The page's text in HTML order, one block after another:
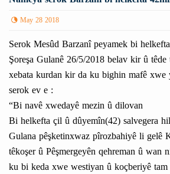
May 28 2018
Serok Mesûd Barzanî peyamek bi
Şoreşa Gulanê 26/5/2018 belav kir û
xebata kurdan kir da ku bighin mafê xwe
serok ev e :
“Bi navê xwedayê mezin û dilovan
Bi helkefta çil û dûyemîn(42) salvegera
Gulana pêşketinxwaz pîrozbahiyê li gelê
têkoşer û Pêşmergeyên qehreman û wan
ku bi keda xwe westiyan û koçberiyê